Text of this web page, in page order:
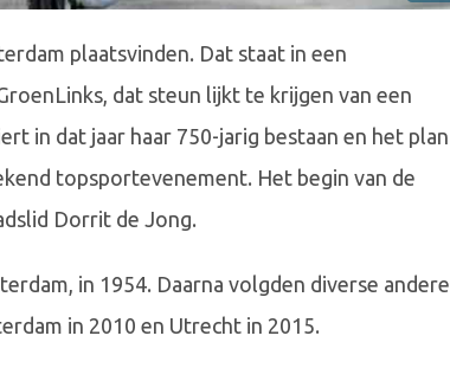
plaatsvinden. Dat staat in een
dat steun lijkt te krijgen van een
in dat jaar haar 750-jarig bestaan en het plan
topsportevenement. Het begin van de
Dorrit de Jong.
in 1954. Daarna volgden diverse andere
in 2010 en Utrecht in 2015.